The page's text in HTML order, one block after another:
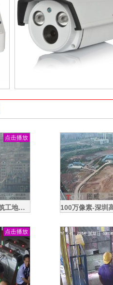
点击播放
100万像素-广州琶洲保利建筑工地塔吊高清高速球监控效果演示
点击播放